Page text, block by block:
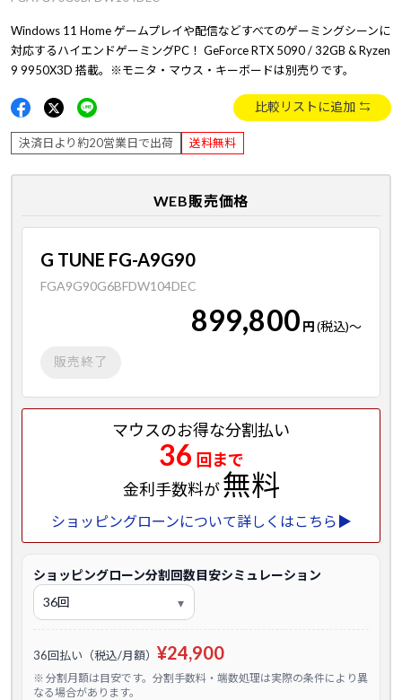
Windows 11 Home ゲームプレイや配信などすべてのゲーミングシーンに
対応するハイエンドゲーミングPC！ GeForce RTX 5090 / 32GB & Ryzen
9 9950X3D 搭載。※モニタ・マウス・キーボードは別売りです。
比較リストに追加
決済日より約20営業日で出荷 送料無料
WEB販売価格
G TUNE FG-A9G90
FGA9G90G6BFDW104DEC
899,800 円(税込)～
販売終了
マウスのお得な分割払い
36 回まで
金利手数料が無料
ショッピングローンについて詳しくはこちら▶
ショッピングローン分割回数目安シミュレーション
36回払い（税込/月額） ¥24,900
※ 分割月額は目安です。分割手数料・端数処理は実際の条件により異
なる場合があります。